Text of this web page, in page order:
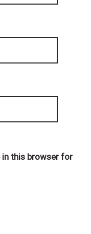
in this browser for